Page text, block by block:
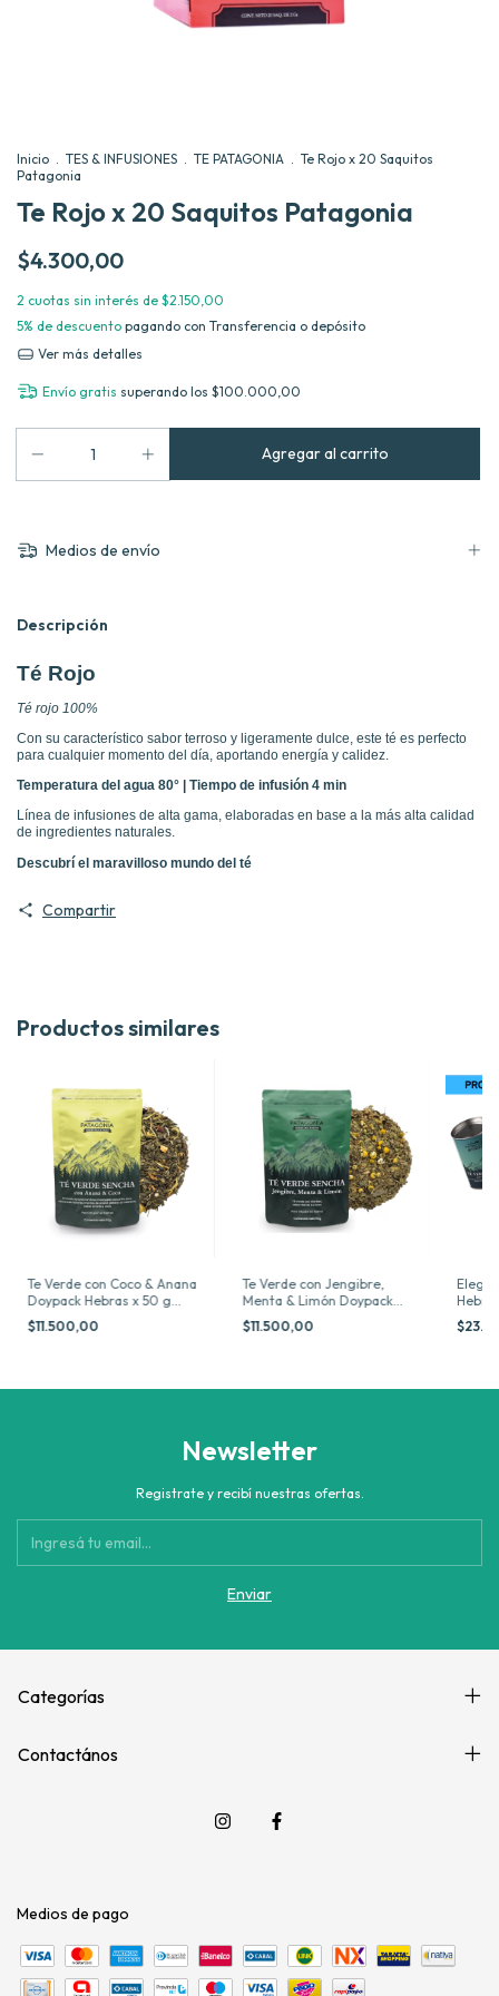
Inicio . TES & INFUSIONES . TE PATAGONIA . Te Rojo x 20 Saquitos
Patagonia
Te Rojo x 20 Saquitos Patagonia
$4.300,00
2 cuotas sin interés de $2.150,00
5% de descuento pagando con Transferencia o depósito
Ver más detalles
Envío gratis superando los $100.000,00
Medios de envío
Descripción
Té Rojo
Té rojo 100%
Con su característico sabor terroso y ligeramente dulce, este té es perfecto
para cualquier momento del día, aportando energía y calidez.
Temperatura del agua 80° | Tiempo de infusión 4 min
Línea de infusiones de alta gama, elaboradas en base a la más alta calidad
de ingredientes naturales.
Descubrí el maravilloso mundo del té
Compartir
Productos similares
Te Verde con Coco & Anana
Doypack Hebras x 50 g
Patagonia
$11.500,00
Te Verde con Jengibre,
Menta & Limón Doypack
Hebras x 50 g Patagonia
$11.500,00
Elegi
Newsletter
Registrate y recibí nuestras ofertas.
Categorías
Contactános
Medios de pago